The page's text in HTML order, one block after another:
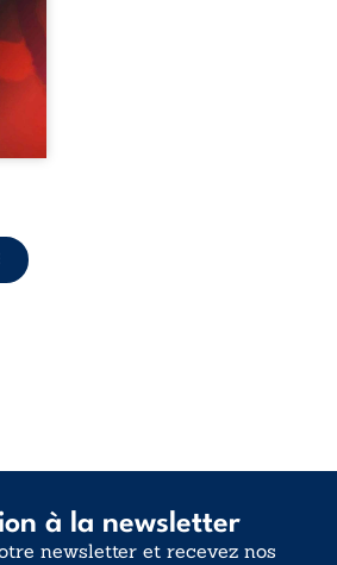
...
à la newsletter
newsletter et recevez nos